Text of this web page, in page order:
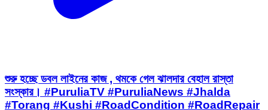
শুরু হচ্ছে ডবল লাইনের কাজ , থমকে গেল ঝালদার বেহাল রাস্তা
সংস্কার। #PuruliaTV #PuruliaNews #Jhalda
#Torang #Kushi #RoadCondition #RoadRepair